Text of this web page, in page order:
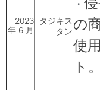
2023
年 6 月
タジキス
タン
・
の
使
ト。